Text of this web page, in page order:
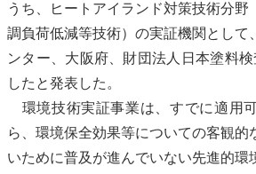
うち、ヒートアイランド対策技術分野
調負荷低減等技術）の実証機関として
ンター、大阪府、財団法人日本塗料
したと発表した。
環境技術実証事業は、すでに適用
ら、環境保全効果等についての客観的
いために普及が進んでいない先進的環